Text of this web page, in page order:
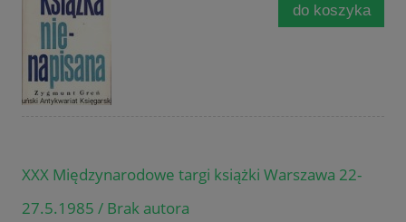
do koszyka
XXX Międzynarodowe targi książki Warszawa 22-
27.5.1985 / Brak autora